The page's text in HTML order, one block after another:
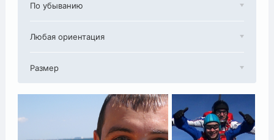
По убыванию
Любая ориентация
Размер